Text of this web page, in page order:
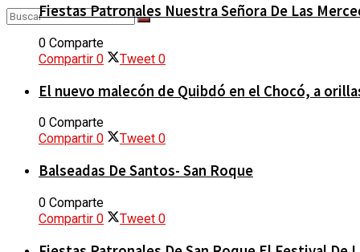
MOVILIDAD
CALIDAD DE VIDA
CULTURA Y DIVERSIDAD
ANALISIS Y OPINIÓN
Sin resultados
Ver todos los resultados
Fiestas Patronales Nuestra Señora De Las
0 Comparte
Compartir 0 Tweet 0
El nuevo malecón de Quibdó en el Chocó, a
0 Comparte
Compartir 0 Tweet 0
Balseadas De Santos- San Roque
0 Comparte
Compartir 0 Tweet 0